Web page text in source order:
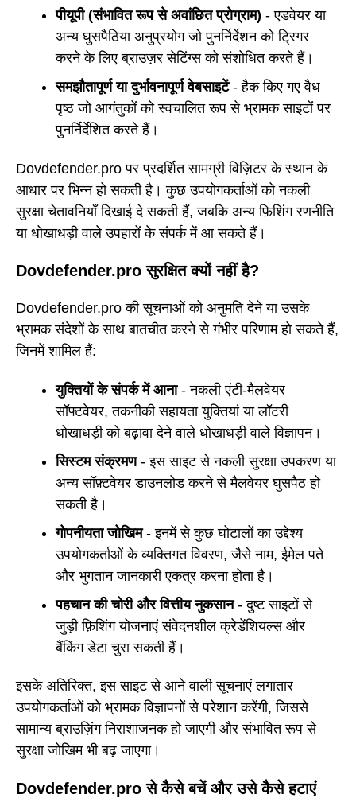
पीयूपी (संभावित रूप से अवांछित प्रोग्राम) - एडवेयर या
अन्य घुसपैठिया अनुप्रयोग जो पुनर्निर्देशन को ट्रिगर
करने के लिए ब्राउज़र सेटिंग्स को संशोधित करते हैं।
समझौतापूर्ण या दुर्भावनापूर्ण वेबसाइटें- हैक किए गए वैध
पृष्ठ जो आगंतुकों को स्वचालित रूप से भ्रामक साइटों पर
पुनर्निर्देशित करते हैं।
Dovdefender.pro पर प्रदर्शित सामग्री विज़िटर के स्थान के
आधार पर भिन्न हो सकती है। कुछ उपयोगकर्ताओं को नकली
सुरक्षा चेतावनियाँ दिखाई दे सकती हैं, जबकि अन्य फ़िशिंग रणनीति
या धोखाधड़ी वाले उपहारों के संपर्क में आ सकते हैं।
Dovdefender.pro सुरक्षित क्यों नहीं है?
Dovdefender.pro की सूचनाओं को अनुमति देने या उसके
भ्रामक संदेशों के साथ बातचीत करने से गंभीर परिणाम हो सकते हैं,
जिनमें शामिल हैं:
युक्तियों के संपर्क में आना- नकली एंटी-मैलवेयर
सॉफ्टवेयर, तकनीकी सहायता युक्तियां या लॉटरी
धोखाधड़ी को बढ़ावा देने वाले धोखाधड़ी वाले विज्ञापन।
सिस्टम संक्रमण- इस साइट से नकली सुरक्षा उपकरण या
अन्य सॉफ़्टवेयर डाउनलोड करने से मैलवेयर घुसपैठ हो
सकती है।
गोपनीयता जोखिम- इनमें से कुछ घोटालों का उद्देश्य
उपयोगकर्ताओं के व्यक्तिगत विवरण, जैसे नाम, ईमेल पते
और भुगतान जानकारी एकत्र करना होता है।
पहचान की चोरी और वित्तीय नुकसान- दुष्ट साइटों से
जुड़ी फ़िशिंग योजनाएं संवेदनशील क्रेडेंशियल्स और
बैंकिंग डेटा चुरा सकती हैं।
इसके अतिरिक्त, इस साइट से आने वाली सूचनाएं लगातार
उपयोगकर्ताओं को भ्रामक विज्ञापनों से परेशान करेंगी, जिससे
सामान्य ब्राउज़िंग निराशाजनक हो जाएगी और संभावित रूप से
सुरक्षा जोखिम भी बढ़ जाएगा।
Dovdefender.pro से कैसे बचें और उसे कैसे हटाएं